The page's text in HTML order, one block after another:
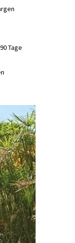
Tage